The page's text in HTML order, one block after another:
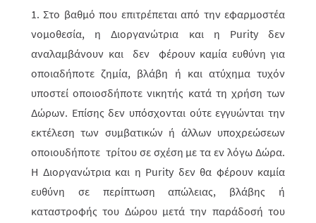
1. Στο βαθμό που επιτρέπεται από την εφαρμοστέα
νομοθεσία, η Διοργανώτρια και η Purity δεν
αναλαμβάνουν και δεν φέρουν καμία ευθύνη για
οποιαδήποτε ζημία, βλάβη ή και ατύχημα τυχόν
υποστεί οποιοσδήποτε νικητής κατά τη χρήση των
Δώρων. Επίσης δεν υπόσχονται ούτε εγγυώνται την
εκτέλεση των συμβατικών ή άλλων υποχρεώσεων
οποιουδήποτε τρίτου σε σχέση με τα εν λόγω Δώρα.
Η Διοργανώτρια και η Purity δεν θα φέρουν καμία
ευθύνη σε περίπτωση απώλειας, βλά­βης ή
καταστροφής του Δώρου μετά την παράδοσή του